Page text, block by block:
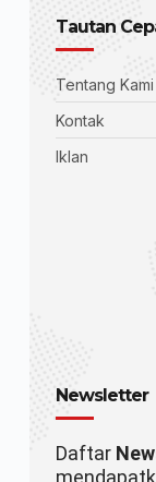
Tautan
Tentang Kami
Kontak
Iklan
Newsletter
Daftar